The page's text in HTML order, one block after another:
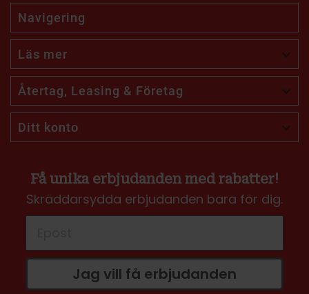
Navigering
Läs mer 
Återtag, Leasing & Företag 
Ditt konto 
Få unika erbjudanden med rabatter!
Skräddarsydda erbjudanden bara för dig.
Jag vill få erbjudanden